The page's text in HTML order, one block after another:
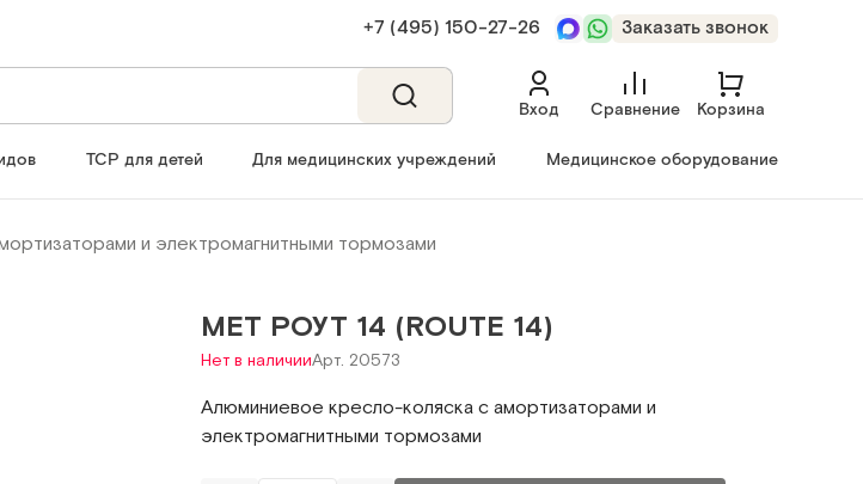
+7 (495) 150‑27‑26 Заказать звонок
Вход Сравнение Корзина
ТСР для детей Для медицинских учреждений Медицинское оборудование
и электромагнитными тормозами
MET РОУТ 14 (ROUTE 14)
Нет в наличииАрт. 20573
Алюминиевое кресло-коляска с амортизаторами и
электромагнитными тормозами